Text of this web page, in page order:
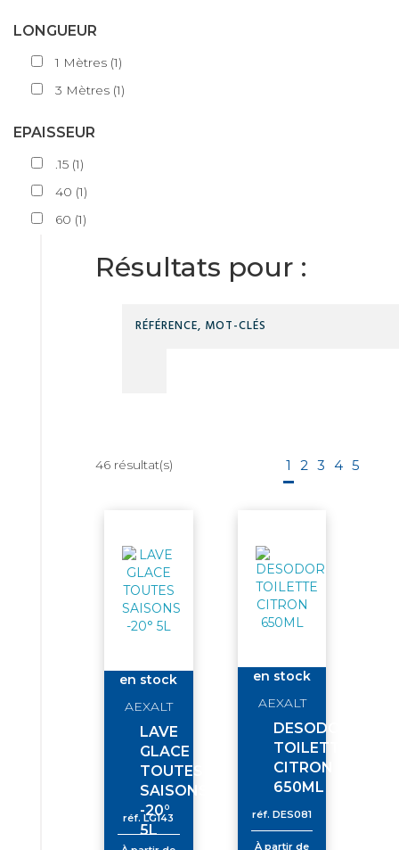
LONGUEUR
1 Mètres (1)
3 Mètres (1)
EPAISSEUR
.15 (1)
40 (1)
60 (1)
Résultats pour :
46 résultat(s) 1 2 3 4 5
en stock
AEXALT
LAVE
GLACE
TOUTES
SAISONS
-20°
5L
réf.LG143
en stock
AEXALT
DESODORISANT
TOILETTE
CITRON
650ML
réf. DES081
À partir de